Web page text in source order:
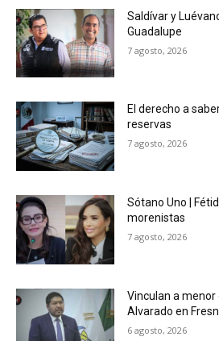
Saldívar y
Guadalupe
7 agosto, 2026
El derecho a
reservas
7 agosto, 2026
Sótano Uno |
morenistas
7 agosto, 2026
Vinculan a menor
Alvarado en
6 agosto, 2026